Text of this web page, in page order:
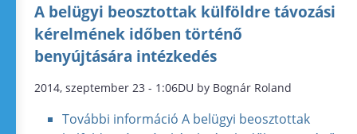
A belügyi beosztottak külföldre távozási
kérelmének időben történő
benyújtására intézkedés
2014, szeptember 23 - 1:06DU by Bognár Roland
További információ A belügyi beosztottak